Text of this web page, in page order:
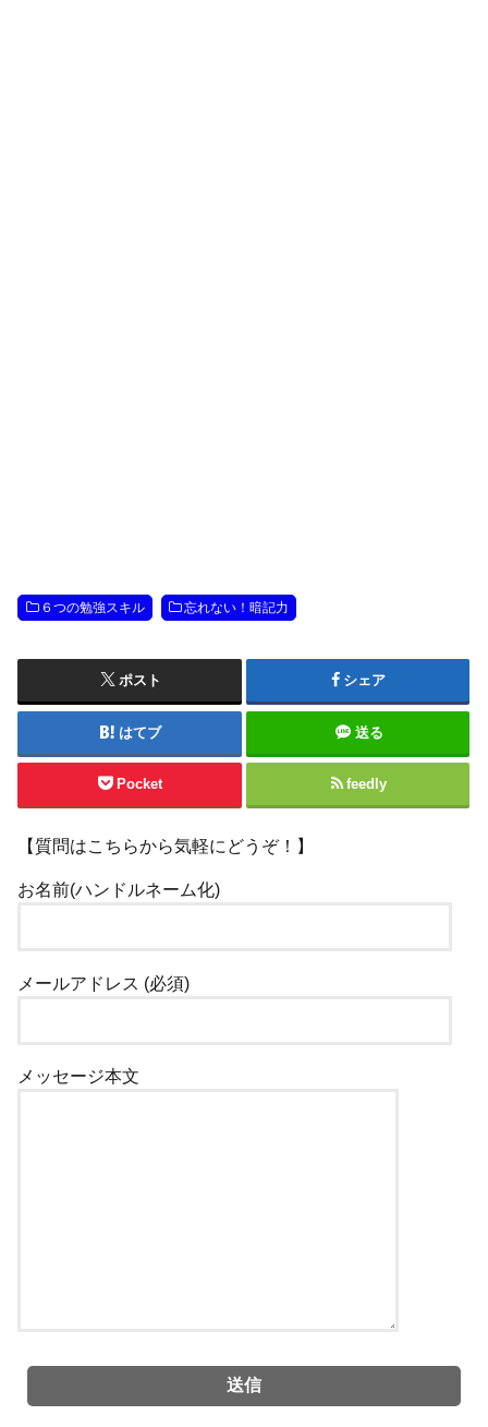
６つの勉強スキル 忘れない！暗記力
ポスト シェア
はてブ 送る
Pocket feedly
【質問はこちらから気軽にどうぞ！】
お名前(ハンドルネーム化)
メールアドレス (必須)
メッセージ本文